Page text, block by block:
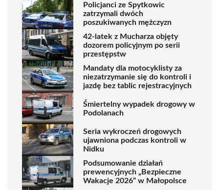
Policjanci ze Spytkowic
zatrzymali dwóch
poszukiwanych mężczyzn
42-latek z Mucharza objęty
dozorem policyjnym po serii
przestępstw
Mandaty dla motocyklisty za
niezatrzymanie się do kontroli i
jazdę bez tablic rejestracyjnych
Śmiertelny wypadek drogowy w
Podolanach
Seria wykroczeń drogowych
ujawniona podczas kontroli w
Nidku
Podsumowanie działań
prewencyjnych „Bezpieczne
Wakacje 2026” w Małopolsce